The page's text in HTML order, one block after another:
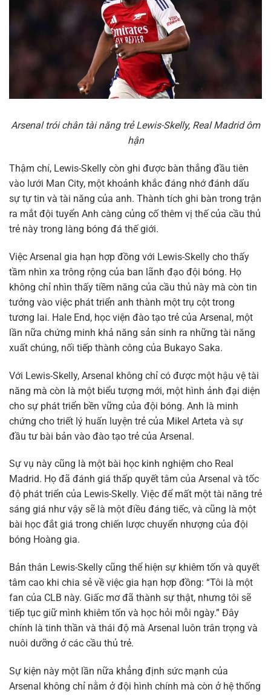
Arsenal trói chân tài năng trẻ Lewis-Skelly, Real Madrid ôm
hận
Thậm chí, Lewis-Skelly còn ghi được bàn thắng đầu tiên
vào lưới Man City, một khoảnh khắc đáng nhớ đánh dấu
sự tự tin và tài năng của anh. Thành tích ghi bàn trong trận
ra mắt đội tuyển Anh càng củng cố thêm vị thế của cầu thủ
trẻ này trong làng bóng đá thế giới.
Việc Arsenal gia hạn hợp đồng với Lewis-Skelly cho thấy
tầm nhìn xa trông rộng của ban lãnh đạo đội bóng. Họ
không chỉ nhìn thấy tiềm năng của cầu thủ này mà còn tin
tưởng vào việc phát triển anh thành một trụ cột trong
tương lai. Hale End, học viện đào tạo trẻ của Arsenal, một
lần nữa chứng minh khả năng sản sinh ra những tài năng
xuất chúng, nối tiếp thành công của Bukayo Saka.
Với Lewis-Skelly, Arsenal không chỉ có được một hậu vệ tài
năng mà còn là một biểu tượng mới, một hình ảnh đại diện
cho sự phát triển bền vững của đội bóng. Anh là minh
chứng cho triết lý huấn luyện trẻ của Mikel Arteta và sự
đầu tư bài bản vào đào tạo trẻ của Arsenal.
Sự vụ này cũng là một bài học kinh nghiệm cho Real
Madrid. Họ đã đánh giá thấp quyết tâm của Arsenal và tốc
độ phát triển của Lewis-Skelly. Việc để mất một tài năng trẻ
sáng giá như vậy sẽ là một điều đáng tiếc, và cũng là một
bài học đắt giá trong chiến lược chuyển nhượng của đội
bóng Hoàng gia.
Bản thân Lewis-Skelly cũng thể hiện sự khiêm tốn và quyết
tâm cao khi chia sẻ về việc gia hạn hợp đồng: “Tôi là một
fan của CLB này. Giấc mơ đã thành sự thật, nhưng tôi sẽ
tiếp tục giữ mình khiêm tốn và học hỏi mỗi ngày.” Đây
chính là tinh thần và thái độ mà Arsenal luôn trân trọng và
nuôi dưỡng ở các cầu thủ trẻ.
Sự kiện này một lần nữa khẳng định sức mạnh của
Arsenal không chỉ nằm ở đội hình chính mà còn ở hệ thống